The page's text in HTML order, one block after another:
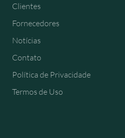
Clientes
Fornecedores
Notícias
Contato
Política de Privacidade
Termos de Uso